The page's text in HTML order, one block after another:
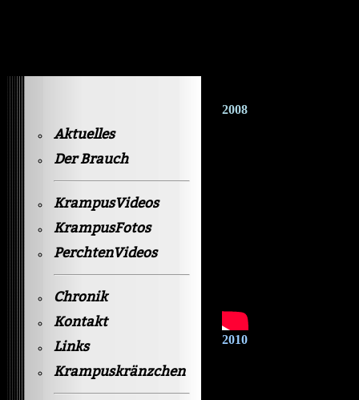
Aktuelles
Der Brauch
KrampusVideos
KrampusFotos
PerchtenVideos
Chronik
Kontakt
Links
Krampuskränzchen
2008
2010